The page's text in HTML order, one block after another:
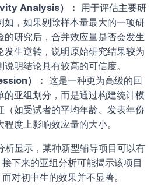
Analysis）： 用于评估主要研
如，如果剔除样本量最大的一项研
的研究后，合并效应量是否会发生
发生逆转，说明原始研究结果较为
明结论具有较高的可信度。
）： 这是一种更为高级的回
的亚组划分，而是通过构建统计模
（如受试者的平均年龄、发表年份
度上影响效应量的大小。
析显示，某种新型辅导项目可以有
下来的亚组分析可能揭示该项目
对初中生的效果并不显著。